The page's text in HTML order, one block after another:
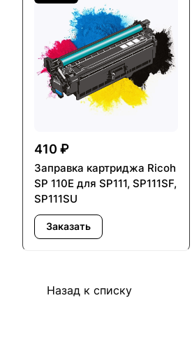
410 ₽
Заправка картриджа Ricoh
SP 110E для SP111, SP111SF,
SP111SU
Заказать
Назад к списку